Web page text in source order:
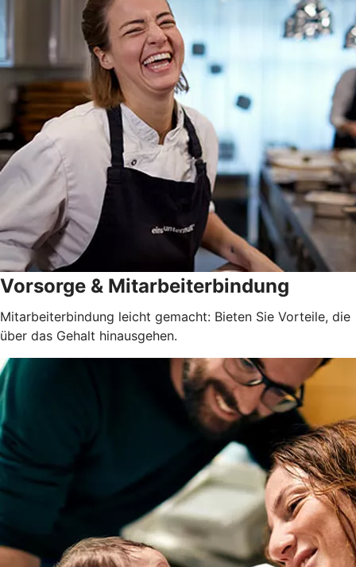
Vorsorge & Mitarbeiterbindung
Mitarbeiterbindung leicht gemacht: Bieten Sie Vorteile, die
über das Gehalt hinausgehen.